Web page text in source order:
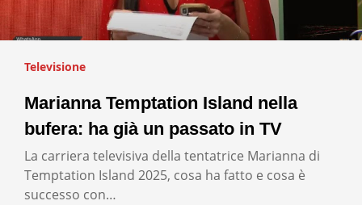
Televisione
Marianna Temptation Island nella
bufera: ha già un passato in TV
La carriera televisiva della tentatrice Marianna di
Temptation Island 2025, cosa ha fatto e cosa è
successo con…